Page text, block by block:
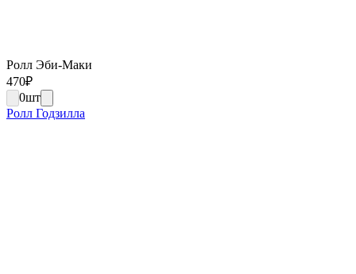
Ролл Эби-Маки
470₽
0шт
Ролл Годзилла